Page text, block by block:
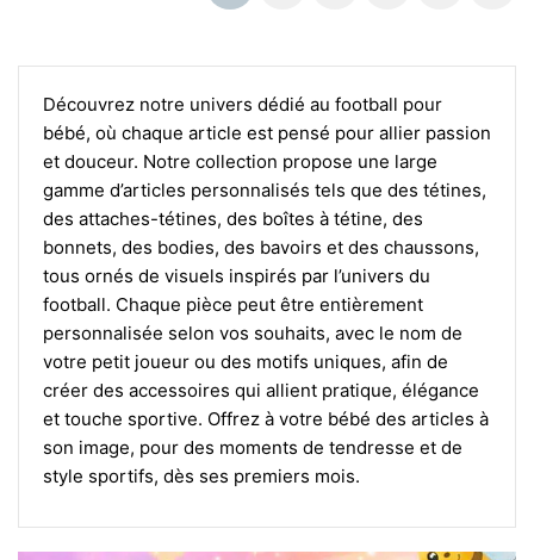
Découvrez notre univers dédié au football pour
bébé, où chaque article est pensé pour allier passion
et douceur. Notre collection propose une large
gamme d’articles personnalisés tels que des tétines,
des attaches-tétines, des boîtes à tétine, des
bonnets, des bodies, des bavoirs et des chaussons,
tous ornés de visuels inspirés par l’univers du
football. Chaque pièce peut être entièrement
personnalisée selon vos souhaits, avec le nom de
votre petit joueur ou des motifs uniques, afin de
créer des accessoires qui allient pratique, élégance
et touche sportive. Offrez à votre bébé des articles à
son image, pour des moments de tendresse et de
style sportifs, dès ses premiers mois.